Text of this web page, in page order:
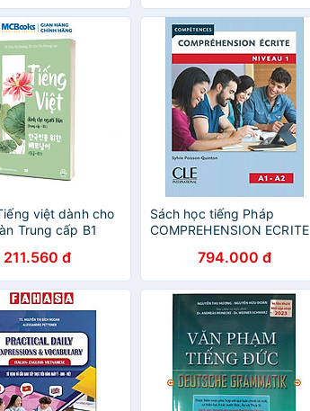
việt dành cho
Trung cấp B1
211.560 đ
Sách học tiếng Pháp
COMPREHENSION ECRITE
794.000 đ